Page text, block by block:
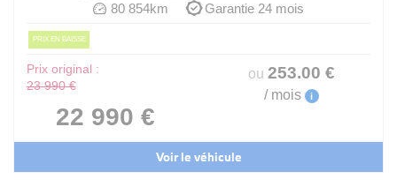
80 854km
Garantie 24 mois
PRIX EN BAISSE
Prix original :
23 990 €
22 990 €
ou 253.00 €
/ mois i
Voir le véhicule